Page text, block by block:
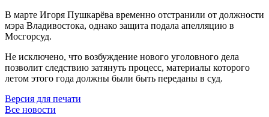
В марте Игоря Пушкарёва временно отстранили от должности
мэра Владивостока, однако защита подала апелляцию в
Мосгорсуд.
Не исключено, что возбуждение нового уголовного дела
позволит следствию затянуть процесс, материалы которого
летом этого года должны были быть переданы в суд.
Версия для печати
Все новости